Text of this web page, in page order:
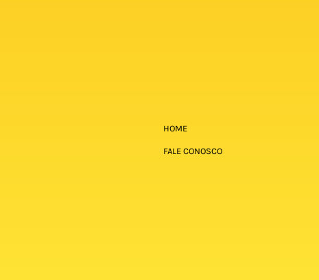
HOME
FALE CONOSCO